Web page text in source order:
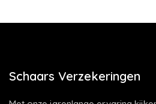
Schaars Verzekeringen